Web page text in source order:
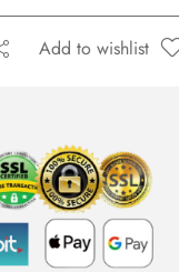
Add to wishlist